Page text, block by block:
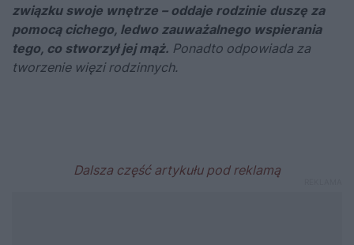
związku swoje wnętrze – oddaje rodzinie duszę za
pomocą cichego, ledwo zauważalnego wspierania
tego, co stworzył jej mąż. Ponadto odpowiada za
tworzenie więzi rodzinnych.